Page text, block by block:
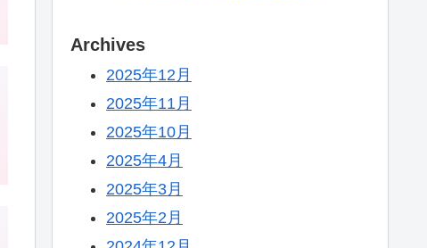
Archives
2025年12月
2025年11月
2025年10月
2025年4月
2025年3月
2025年2月